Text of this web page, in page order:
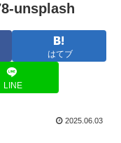
unsplash
はてブ
LINE
2025.06.03